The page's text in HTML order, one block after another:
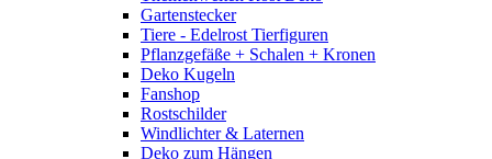
Gartenstecker
Tiere - Edelrost Tierfiguren
Pflanzgefäße + Schalen + Kronen
Deko Kugeln
Fanshop
Rostschilder
Windlichter & Laternen
Deko zum Hängen